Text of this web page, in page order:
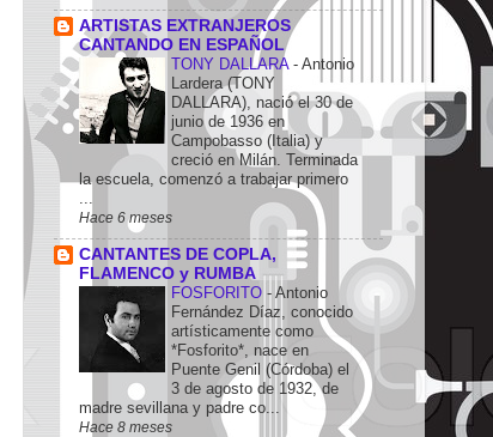
ARTISTAS EXTRANJEROS
CANTANDO EN ESPAÑOL
TONY DALLARA - Antonio
Lardera (TONY
DALLARA), nació el 30 de
junio de 1936 en
Campobasso (Italia) y
creció en Milán. Terminada
la escuela, comenzó a trabajar primero
...
Hace 6 meses
CANTANTES DE COPLA,
FLAMENCO y RUMBA
FOSFORITO - Antonio
Fernández Díaz, conocido
artísticamente como
*Fosforito*, nace en
Puente Genil (Córdoba) el
3 de agosto de 1932, de
madre sevillana y padre co...
Hace 8 meses